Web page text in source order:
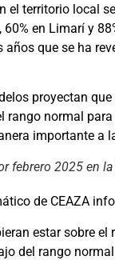
el territorio local
en Limarí y
que se ha
proyectan
rango normal
importante a
febrero 2025 en
de CEAZA
estar sobre
del rango